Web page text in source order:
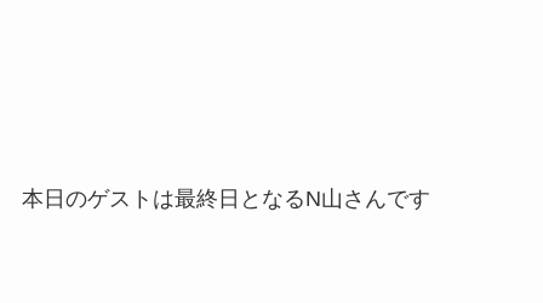
本日のゲストは最終日となるN山さんです